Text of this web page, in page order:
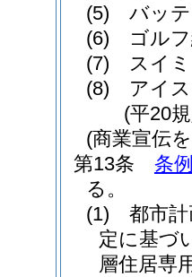
(5)
バッ
(6)
ゴル
(7)
スイ
(8)
アイ
(平20
(商業宣伝
第13条
条
る。
(1)
都市
定に基づ
層住居専